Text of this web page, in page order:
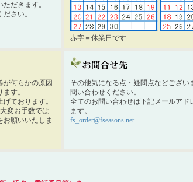
だきます。
さい。
赤字＝休業日です
が何らかの原因
す。
ております。
変お手数では
お願いいたしま
その他気になる点・疑問点などござい
問い合わせください。
全てのお問い合わせは下記メールアド
ます。
fs_order@fseasons.net